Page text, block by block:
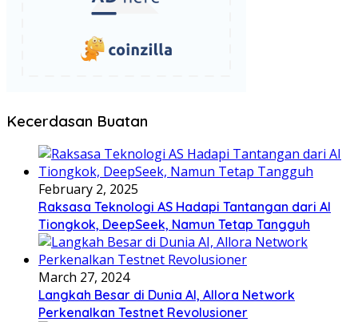
Kecerdasan Buatan
February 2, 2025
Raksasa Teknologi AS Hadapi Tantangan dari AI
Tiongkok, DeepSeek, Namun Tetap Tangguh
March 27, 2024
Langkah Besar di Dunia AI, Allora Network
Perkenalkan Testnet Revolusioner